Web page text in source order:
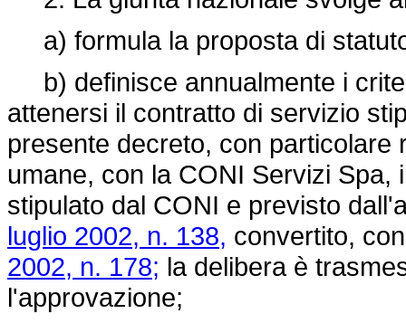
a) formula la proposta di
b) definisce annualmente i
attenersi il contratto di servizio
presente decreto, con particolare
umane, con la CONI Servizi
stipulato dal CONI e previsto
luglio 2002, n. 138, convertito,
2002, n. 178; la delibera è
l'approvazione;